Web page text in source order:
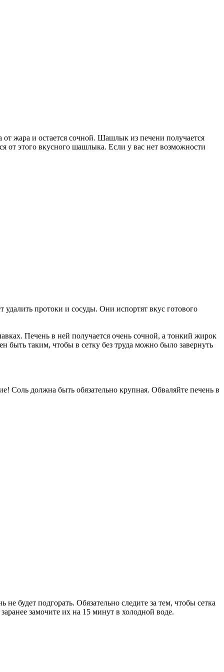
жара и остается сочной. Шашлык из печени получается
от этого вкусного шашлыка. Если у вас нет возможности
удалить протоки и сосуды. Они испортят вкус готового
Печень в ней получается очень сочной, а тонкий жирок
быть таким, чтобы в сетку без труда можно было завернуть
Соль должна быть обязательно крупная. Обваляйте печень в
будет подгорать. Обязательно следите за тем, чтобы сетка
замочите их на 15 минут в холодной воде.